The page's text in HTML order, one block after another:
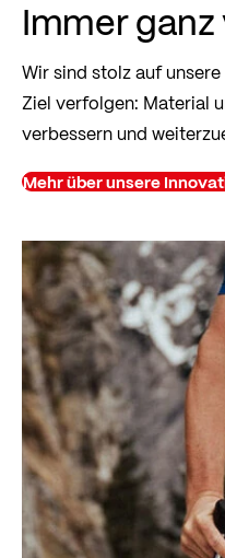
Immer
Wir sind stolz auf
Ziel verfolgen: Material
verbessern und
Mehr über unsere